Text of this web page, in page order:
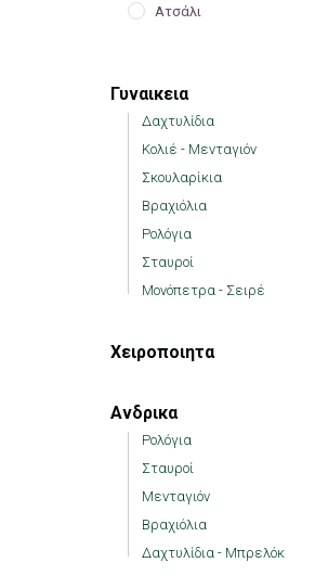
Ατσάλι
Γυναικεια
Δαχτυλίδια
Κολιέ - Μενταγιόν
Σκουλαρίκια
Βραχιόλια
Ρολόγια
Σταυροί
Μονόπετρα - Σειρέ
Χειροποιητα
Ανδρικα
Ρολόγια
Σταυροί
Μενταγιόν
Βραχιόλια
Δαχτυλίδια - Μπρελόκ